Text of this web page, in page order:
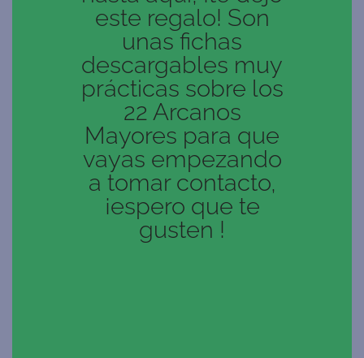
este regalo! Son
unas fichas
descargables muy
prácticas sobre los
22 Arcanos
Mayores para que
vayas empezando
a tomar contacto,
¡espero que te
gusten !